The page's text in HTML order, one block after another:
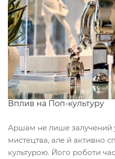
Вплив на Поп-культуру
Аршам не лише залучений у
мистецтва, але й активно
культурою. Його роботи